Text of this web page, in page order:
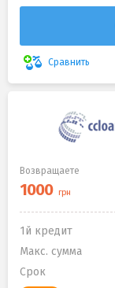
Сравнить
Возвращаете
1й кредит
Макс. сумма
Срок